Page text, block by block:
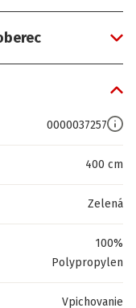
0000037257
400 cm
Zelená
100%
Polypropylen
Vpichovanie